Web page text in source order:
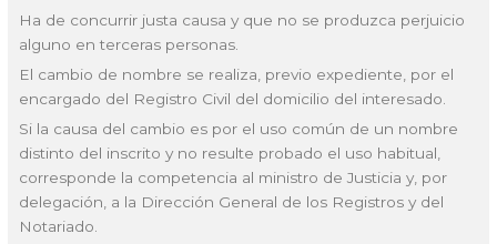
Ha de concurrir justa causa y que no se produzca perjuicio
alguno en terceras personas.
El cambio de nombre se realiza, previo expediente, por el
encargado del Registro Civil del domicilio del interesado.
Si la causa del cambio es por el uso común de un nombre
distinto del inscrito y no resulte probado el uso habitual,
corresponde la competencia al ministro de Justicia y, por
delegación, a la Dirección General de los Registros y del
Notariado.